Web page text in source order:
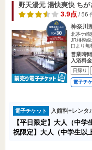
野天湯元 湯快爽快 ちが
3.9点/ 56
神奈川
北茅ケ崎
JR相模
口より無
営業時
入浴料
日帰り
電子チ
電子チケット 入館料+レンタ
【平日限定】大人（中学
祝限定】大人（中学生以